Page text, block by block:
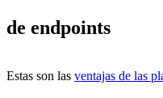
de endpoints
Estas son las ventajas de las